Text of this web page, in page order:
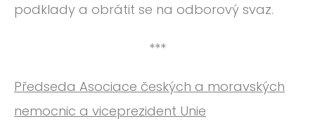
podklady a obrátit se na odborový svaz.
***
Předseda Asociace českých a moravských
nemocnic a viceprezident Unie